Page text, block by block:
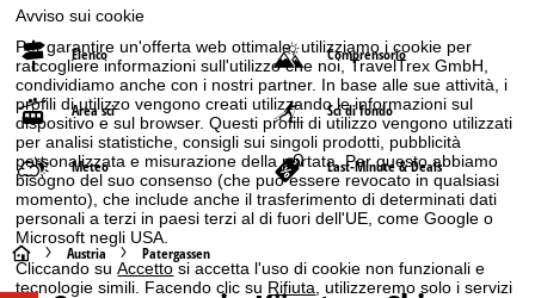
Avviso sui cookie
Per garantire un'offerta web ottimale, utilizziamo i cookie per
raccogliere informazioni sull'utilizzo che noi, TravelTrex GmbH,
condividiamo anche con i nostri partner. In base alle sue attività, i
profili di utilizzo vengono creati utilizzando le informazioni sul
dispositivo e sul browser. Questi profili di utilizzo vengono utilizzati
per analisi statistiche, consigli sui singoli prodotti, pubblicità
personalizzata e misurazione della portata. Per questo abbiamo
bisogno del suo consenso (che può essere revocato in qualsiasi
momento), che include anche il trasferimento di determinati dati
personali a terzi in paesi terzi al di fuori dell'UE, come Google o
Microsoft negli USA.
Cliccando suAccettosi accetta l'uso di cookie non funzionali e
tecnologie simili. Facendo clic su Rifiuta , utilizzeremo solo i servizi
Elenco Comprensorio
Area sci Sci di fondo
Meteo Last-Minute & Deals
H Austria Patergassen